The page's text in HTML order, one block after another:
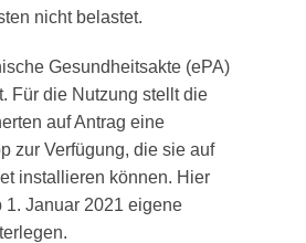
nicht belastet.
Gesundheitsakte (ePA)
Für die Nutzung stellt die
auf Antrag eine
zur Verfügung, die sie auf
installieren können. Hier
1. Januar 2021 eigene